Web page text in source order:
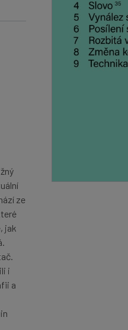
ze
jak
i
a